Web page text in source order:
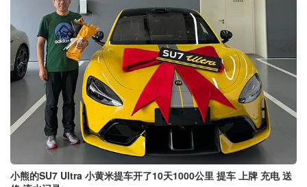
小熊的SU7 Ultra 小黄米提车开了10天1000公里 提车 上牌 充电 送